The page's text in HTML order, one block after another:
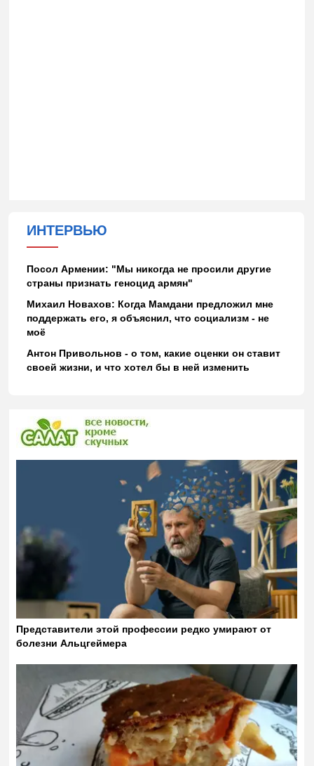
ИНТЕРВЬЮ
Посол Армении: "Мы никогда не просили другие
страны признать геноцид армян"
Михаил Новахов: Когда Мамдани предложил мне
поддержать его, я объяснил, что социализм - не
моё
Антон Привольнов - о том, какие оценки он ставит
своей жизни, и что хотел бы в ней изменить